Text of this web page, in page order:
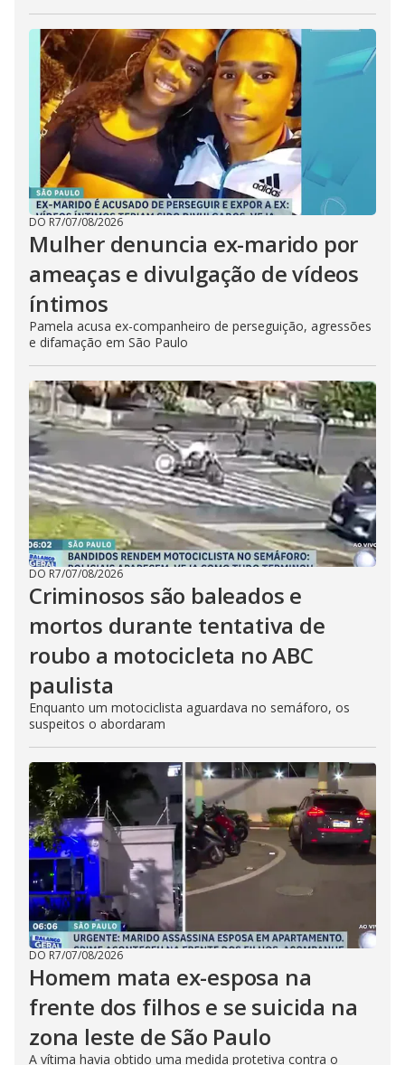
DO R7/07/08/2026
Mulher denuncia ex-marido por
ameaças e divulgação de vídeos
íntimos
Pamela acusa ex-companheiro de perseguição, agressões
e difamação em São Paulo
DO R7/07/08/2026
Criminosos são baleados e
mortos durante tentativa de
roubo a motocicleta no ABC
paulista
Enquanto um motociclista aguardava no semáforo, os
suspeitos o abordaram
DO R7/07/08/2026
Homem mata ex-esposa na
frente dos filhos e se suicida na
zona leste de São Paulo
A vítima havia obtido uma medida protetiva contra o